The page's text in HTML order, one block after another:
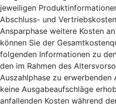
jeweiligen
Abschluss- und
Ansparphase weitere Kosten
können Sie der
folgenden Informationen zu
den im Rahmen des
Auszahlphase zu
keine Ausgabeaufschläge
anfallenden Kosten während